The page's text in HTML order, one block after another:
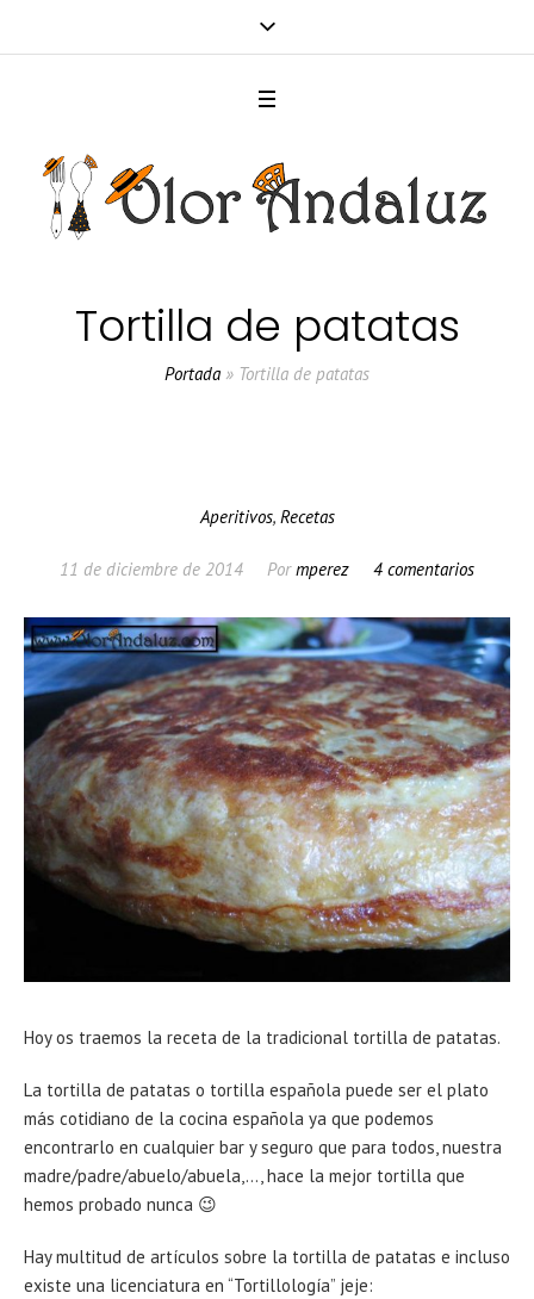
Tortilla de patatas
Portada » Tortilla de patatas
Aperitivos, Recetas
11 de diciembre de 2014 Pormperez 4 comentarios
Hoy os traemos la receta de la tradicional tortilla de patatas.
La tortilla de patatas o tortilla española puede ser el plato
más cotidiano de la cocina española ya que podemos
encontrarlo en cualquier bar y seguro que para todos, nuestra
madre/padre/abuelo/abuela,…, hace la mejor tortilla que
hemos probado nunca 😉
Hay multitud de artículos sobre la tortilla de patatas e incluso
existe una licenciatura en “Tortillología” jeje: